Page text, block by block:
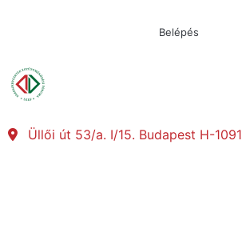
Belépés
Üllői út 53/a. I/15. Budapest H-1091